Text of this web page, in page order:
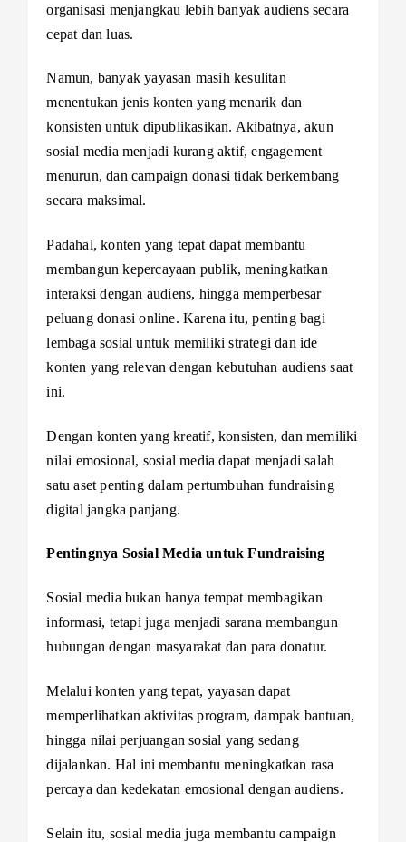
organisasi menjangkau lebih banyak audiens secara
cepat dan luas.
Namun, banyak yayasan masih kesulitan
menentukan jenis konten yang menarik dan
konsisten untuk dipublikasikan. Akibatnya, akun
sosial media menjadi kurang aktif, engagement
menurun, dan campaign donasi tidak berkembang
secara maksimal.
Padahal, konten yang tepat dapat membantu
membangun kepercayaan publik, meningkatkan
interaksi dengan audiens, hingga memperbesar
peluang donasi online. Karena itu, penting bagi
lembaga sosial untuk memiliki strategi dan ide
konten yang relevan dengan kebutuhan audiens saat
ini.
Dengan konten yang kreatif, konsisten, dan memiliki
nilai emosional, sosial media dapat menjadi salah
satu aset penting dalam pertumbuhan fundraising
digital jangka panjang.
Pentingnya Sosial Media untuk Fundraising
Sosial media bukan hanya tempat membagikan
informasi, tetapi juga menjadi sarana membangun
hubungan dengan masyarakat dan para donatur.
Melalui konten yang tepat, yayasan dapat
memperlihatkan aktivitas program, dampak bantuan,
hingga nilai perjuangan sosial yang sedang
dijalankan. Hal ini membantu meningkatkan rasa
percaya dan kedekatan emosional dengan audiens.
Selain itu, sosial media juga membantu campaign